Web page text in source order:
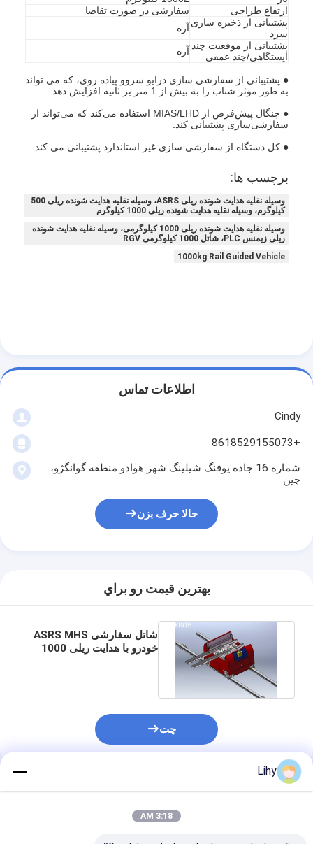
پرونده ها
وبلاگ
حالا حرف بزن
سیستم بازیابی ذخیره سازی خودکار
سیستم حمل و نقل خودکار مواد
ارتفاع طراحی
سفارشی در صورت تقاضا
پشتیبانی از ذخیره سازی
سرد
آره
پشتیبانی از موقعیت چند
ایستگاهی/چند عمقی
آره
● پشتیبانی از سفارشی سازی درایو سروو پیاده روی، که می تواند
به طور موثر شتاب را به بیش از 1 متر بر ثانیه افزایش دهد.
● چنگال پیش‌فرض از MIAS/LHD استفاده می‌کند که می‌تواند از
سفارشی‌سازی پشتیبانی کند.
● کل دستگاه از سفارشی سازی غیر استاندارد پشتیبانی می کند.
برچسب ها:
وسیله نقلیه هدایت شونده ریلی ASRS، وسیله نقلیه هدایت شونده ریلی 500
کیلوگرم، وسیله نقلیه هدایت شونده ریلی 1000 کیلوگرم
وسیله نقلیه هدایت شونده ریلی 1000 کیلوگرمی، وسیله نقلیه هدایت شونده
ریلی زیمنس PLC، شاتل 1000 کیلوگرمی RGV
1000kg Rail Guided Vehicle
اطلاعات تماس
Cindy
+8618529155073
شماره 16 جاده یوفنگ شیلینگ شهر هوادو منطقه گوانگژو،
چین
حالا حرف بزن
بهترين قيمت رو براي
شاتل سفارشی ASRS MHS
خودرو با هدایت ریلی 1000
چت
محصولات توصیه شده
Lihy
3:18 AM